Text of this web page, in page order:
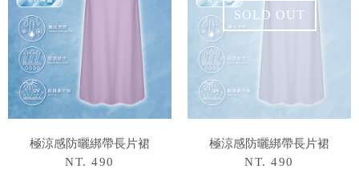
極涼感防曬綁帶長片裙
NT. 490
SOLD OUT
極涼感防曬綁帶長片裙
NT. 490